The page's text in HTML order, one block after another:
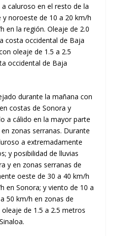
caluroso en el resto de la
y noroeste de 10 a 20 km/h
en la región. Oleaje de 2.0
costa occidental de Baja
oleaje de 1.5 a 2.5
occidental de Baja
durante la mañana con
costas de Sonora y
a cálido en la mayor parte
zonas serranas. Durante
a extremadamente
y posibilidad de lluvias
y en zonas serranas de
oeste de 30 a 40 km/h
en Sonora; y viento de 10 a
50 km/h en zonas de
de 1.5 a 2.5 metros